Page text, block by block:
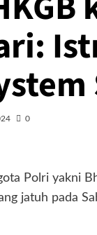
0
Polri yakni
jatuh pada